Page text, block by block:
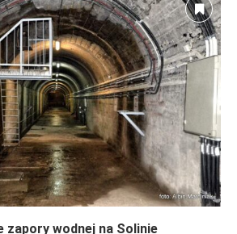
zapory wodnej na Solinie